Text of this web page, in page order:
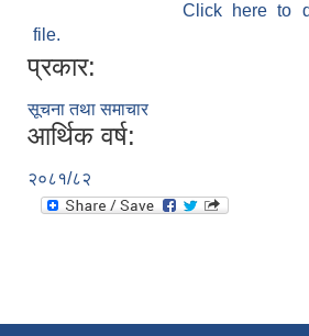
Click here to
file.
प्रकार:
सूचना तथा समाचार
आर्थिक वर्ष:
२०८१/८२